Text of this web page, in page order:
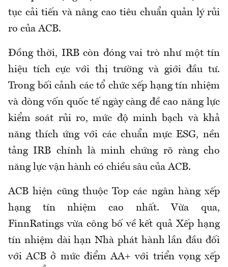
tục cải tiến và nâng cao tiêu chuẩn quản lý rủi
ro của ACB.
Đồng thời, IRB còn đóng vai trò như một tín
hiệu tích cực với thị trường và giới đầu tư.
Trong bối cảnh các tổ chức xếp hạng tín nhiệm
và dòng vốn quốc tế ngày càng đề cao năng lực
kiểm soát rủi ro, mức độ minh bạch và khả
năng thích ứng với các chuẩn mực ESG, nền
tảng IRB chính là minh chứng rõ ràng cho
năng lực vận hành có chiều sâu của ACB.
ACB hiện cũng thuộc Top các ngân hàng xếp
hạng tín nhiệm cao nhất. Vừa qua,
FinnRatings vừa công bố về kết quả Xếp hạng
tín nhiệm dài hạn Nhà phát hành lần đầu đối
với ACB ở mức điểm AA+ với triển vọng xếp